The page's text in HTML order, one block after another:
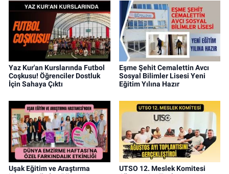
Yaz Kur'an Kurslarında Futbol
Coşkusu! Öğrenciler Dostluk
İçin Sahaya Çıktı
Eşme Şehit Cemalettin Avcı
Sosyal Bilimler Lisesi Yeni
Eğitim Yılına Hazır
Uşak Eğitim ve Araştırma
UTSO 12. Meslek Komitesi